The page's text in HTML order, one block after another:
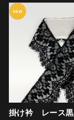
掛け衿 レース黒